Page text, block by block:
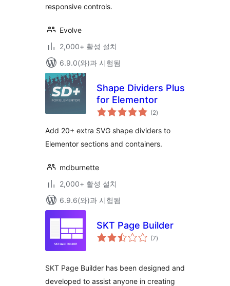
responsive controls.
Evolve
2,000+ 활성 설치
6.9.0(와)과 시험됨
Shape Dividers Plus
for Elementor
(2전
체
점
)
Add 20+ extra SVG shape dividers to
Elementor sections and containers.
mdburnette
2,000+ 활성 설치
6.9.6(와)과 시험됨
SKT Page Builder
(7전
체)
SKT Page Builder has been designed and
developed to assist anyone in creating